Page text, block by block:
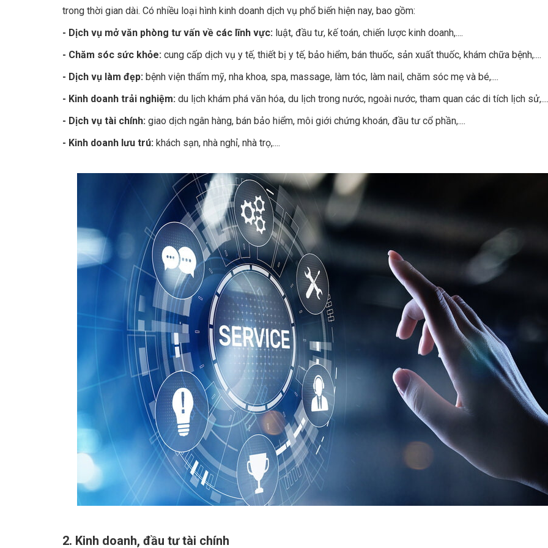
trong thời gian dài. Có nhiều loại hình kinh doanh dịch vụ phổ biến hiện nay, bao gồm:
- Dịch vụ mở văn phòng tư vấn về các lĩnh vực: luật, đầu tư, kế toán, chiến lược kinh doanh,....
- Chăm sóc sức khỏe: cung cấp dịch vụ y tế, thiết bị y tế, bảo hiểm, bán thuốc, sản xuất thuốc, khám chữa bệnh,....
- Dịch vụ làm đẹp: bệnh viện thẩm mỹ, nha khoa, spa, massage, làm tóc, làm nail, chăm sóc mẹ và bé,....
- Kinh doanh trải nghiệm: du lịch khám phá văn hóa, du lịch trong nước, ngoài nước, tham quan các di tích lịch sử,....
- Dịch vụ tài chính: giao dịch ngân hàng, bán bảo hiểm, môi giới chứng khoán, đầu tư cổ phần,....
- Kinh doanh lưu trú: khách sạn, nhà nghỉ, nhà trọ,....
2. Kinh doanh, đầu tư tài chính